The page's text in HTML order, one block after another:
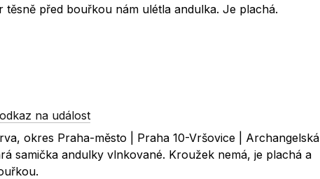
před bouřkou nám ulétla andulka. Je plachá.
odkaz na událost
okres Praha-město | Praha 10-Vršovice | Archangelská
samička andulky vlnkované. Kroužek nemá, je plachá a